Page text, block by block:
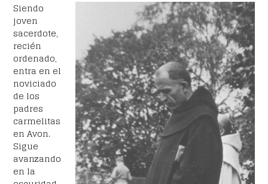
Siendo
joven
sacerdote,
recién
ordenado,
entra en el
noviciado
de los
padres
carmelitas
en Avon.
Sigue
avanzando
en la